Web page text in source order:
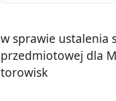
w sprawie ustalenia
przedmiotowej dla
torowisk